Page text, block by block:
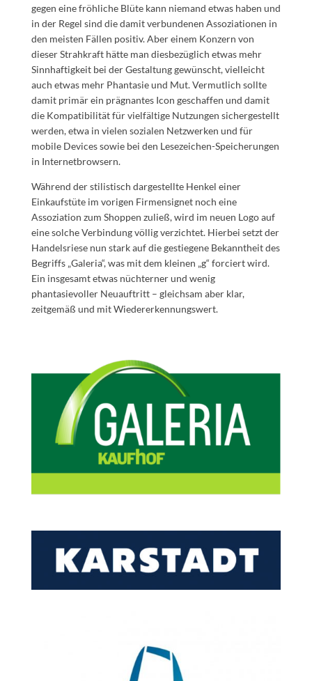
gegen eine fröhliche Blüte kann niemand etwas haben und
in der Regel sind die damit verbundenen Assoziationen in
den meisten Fällen positiv. Aber einem Konzern von
dieser Strahkraft hätte man diesbezüglich etwas mehr
Sinnhaftigkeit bei der Gestaltung gewünscht, vielleicht
auch etwas mehr Phantasie und Mut. Vermutlich sollte
damit primär ein prägnantes Icon geschaffen und damit
die Kompatibilität für vielfältige Nutzungen sichergestellt
werden, etwa in vielen sozialen Netzwerken und für
mobile Devices sowie bei den Lesezeichen-Speicherungen
in Internetbrowsern.
Während der stilistisch dargestellte Henkel einer
Einkaufstüte im vorigen Firmensignet noch eine
Assoziation zum Shoppen zuließ, wird im neuen Logo auf
eine solche Verbindung völlig verzichtet. Hierbei setzt der
Handelsriese nun stark auf die gestiegene Bekanntheit des
Begriffs „Galeria“, was mit dem kleinen „g“ forciert wird.
Ein insgesamt etwas nüchterner und wenig
phantasievoller Neuauftritt – gleichsam aber klar,
zeitgemäß und mit Wiedererkennungswert.